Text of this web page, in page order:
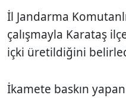
İl Jandarma
çalışmayla Karataş
içki üretildiğini
İkamete baskın